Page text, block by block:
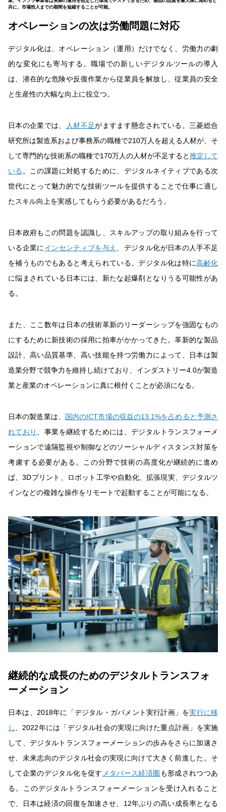
共に、市場投入までの期間を短縮することが可能。
オペレーションの次は労働問題に対応
デジタル化は、オペレーション（運用）だけでなく、労働力の劇
的な変化にも寄与する。職場での新しいデジタルツールの導入
は、潜在的な危険や反復作業から従業員を解放し、従業員の安全
と生産性の大幅な向上に役立つ。
日本の企業では、 人材不足がますます懸念されている。三菱総合
研究所は製造系および事務系の職種で210万人を超える人材が、そ
して専門的な技術系の職種で170万人の人材が不足すると推定して
いる 。この課題に対処するために、デジタルネイティブである次
世代にとって魅力的でな技術ツールを提供することで仕事に適し
たスキル向上を実感してもらう必要があるだろう。
日本政府もこの問題を認識し、スキルアップの取り組みを行って
いる企業に インセンティブを与え
、デジタル化が日本の人手不足
を補うものでもあると考えられている。デジタル化は特に高齢化
に悩まされている日本には、新たな起爆剤となりうる可能性があ
る。
また、ここ数年は日本の技術革新のリーダーシップを強固なもの
にするために新技術の採用に拍車がかかってきた。革新的な製品
設計、高い品質基準、高い技能を持つ労働力によって、日本は製
造業分野で競争力を維持し続けており、インダストリー4.0が製造
業と産業のオペレーションに真に根付くことが必須になる。
日本の製造業は、
国内のICT市場の収益の13.1%を占めると予測さ
れており
、事業を継続するためには、デジタルトランスフォーメ
ーションで遠隔監視や制御などのソーシャルディスタンス対策を
考慮する必要がある。この分野で技術の高度化が継続的に進め
ば、3Dプリント、ロボット工学や自動化、拡張現実、デジタルツ
インなどの複雑な操作をリモートで起動することが可能になる。
継続的な成長のためのデジタルトランスフォ
ーメーション
日本は、2018年に「デジタル・ガバメント実行計画」を実行に移
し、2022年には「デジタル社会の実現に向けた重点計画」を実施
して、デジタルトランスフォーメーションの歩みをさらに加速さ
せ、未来志向のデジタル社会の実現に向けて大きく前進した。そ
して企業のデジタル化を促す メタバース経済圏 も形成されつつあ
る。このデジタルトランスフォーメーションを受け入れること
で、日本は経済の回復を加速させ、12年ぶりの高い成長率となる